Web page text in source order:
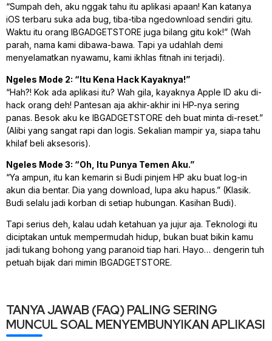
“Sumpah deh, aku nggak tahu itu aplikasi apaan! Kan katanya
iOS terbaru suka ada bug , tiba-tiba ngedownload sendiri gitu.
Waktu itu orang IBGADGETSTORE juga bilang gitu kok!” (Wah
parah, nama kami dibawa-bawa. Tapi ya udahlah demi
menyelamatkan nyawamu, kami ikhlas fitnah ini terjadi).
Ngeles Mode 2: “Itu Kena Hack Kayaknya!”
“Hah?! Kok ada aplikasi itu? Wah gila, kayaknya Apple ID aku di-
hack orang deh! Pantesan aja akhir-akhir ini HP-nya sering
panas. Besok aku ke IBGADGETSTORE deh buat minta di-reset.”
(Alibi yang sangat rapi dan logis. Sekalian mampir ya, siapa tahu
khilaf beli aksesoris).
Ngeles Mode 3: “Oh, Itu Punya Temen Aku.”
“Ya ampun, itu kan kemarin si Budi pinjem HP aku buat log-in
akun dia bentar. Dia yang download, lupa aku hapus.” (Klasik.
Budi selalu jadi korban di setiap hubungan. Kasihan Budi).
Tapi serius deh, kalau udah ketahuan ya jujur aja. Teknologi itu
diciptakan untuk mempermudah hidup, bukan buat bikin kamu
jadi tukang bohong yang paranoid tiap hari. Hayo… dengerin tuh
petuah bijak dari mimin IBGADGETSTORE.
TANYA JAWAB (FAQ) PALING SERING
MUNCUL SOAL MENYEMBUNYIKAN APLIKASI